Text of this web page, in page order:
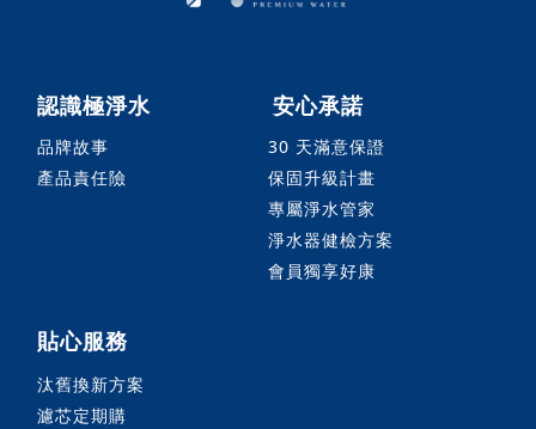
認識極淨水
品牌故事
產品責任險
安心承諾
30 天滿意保證
保固升級計畫
專屬淨水管家
淨水器健檢方案
會員獨享好康
貼心服務
汰舊換新方案
濾芯定期購